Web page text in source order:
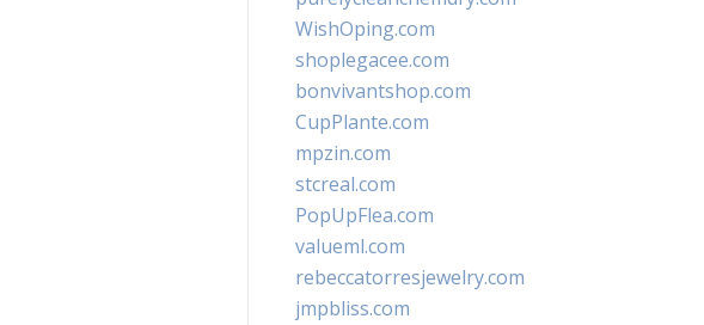
WishOping.com
shoplegacee.com
bonvivantshop.com
CupPlante.com
mpzin.com
stcreal.com
PopUpFlea.com
valueml.com
rebeccatorresjewelry.com
jmpbliss.com